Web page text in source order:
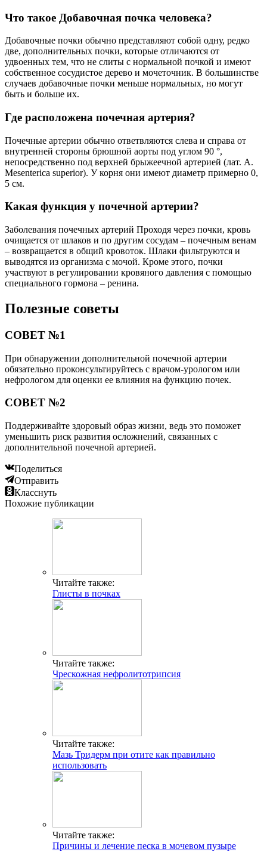
Что такое Добавочная почка человека?
Добавочные почки обычно представляют собой одну, редко
две, дополнительных почки, которые отличаются от
удвоенных тем, что не слиты с нормальной почкой и имеют
собственное сосудистое дерево и мочеточник. В большинстве
случаев добавочные почки меньше нормальных, но могут
быть и больше их.
Где расположена почечная артерия?
Почечные артерии обычно ответвляются слева и справа от
внутренней стороны брюшной аорты под углом 90 °,
непосредственно под верхней брыжеечной артерией (лат. A.
Mesenterica superior). У корня они имеют диаметр примерно 0,
5 см.
Какая функция у почечной артерии?
Заболевания почечных артерий Проходя через почки, кровь
очищается от шлаков и по другим сосудам – почечным венам
– возвращается в общий кровоток. Шлаки фильтруются и
выводятся из организма с мочой. Кроме этого, почки
участвуют в регулировании кровяного давления с помощью
специального гормона – ренина.
Полезные советы
СОВЕТ №1
При обнаружении дополнительной почечной артерии
обязательно проконсультируйтесь с врачом-урологом или
нефрологом для оценки ее влияния на функцию почек.
СОВЕТ №2
Поддерживайте здоровый образ жизни, ведь это поможет
уменьшить риск развития осложнений, связанных с
дополнительной почечной артерией.
Поделиться
Отправить
Класснуть
Похожие публикации
Читайте также:
Глисты в почках
Читайте также:
Чрескожная нефролитотрипсия
Читайте также:
Мазь Тридерм при отите как правильно
использовать
Читайте также:
Причины и лечение песка в мочевом пузыре